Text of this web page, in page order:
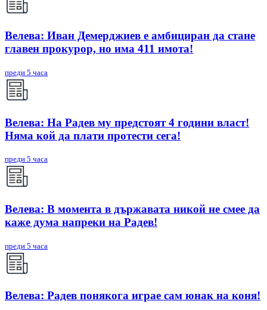
Велева: Иван Демерджиев е амбициран да стане
главен прокурор, но има 411 имота!
преди 5 часа
Велева: На Радев му предстоят 4 години власт!
Няма кой да плати протести сега!
преди 5 часа
Велева: В момента в държавата никой не смее да
каже дума напреки на Радев!
преди 5 часа
Велева: Радев понякога играе сам юнак на коня!